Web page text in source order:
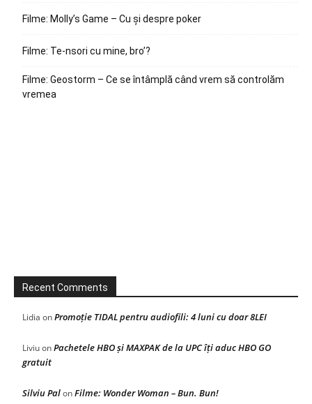
Filme: Molly’s Game – Cu și despre poker
Filme: Te-nsori cu mine, bro’?
Filme: Geostorm – Ce se întâmplă când vrem să controlăm
vremea
Recent Comments
Lidia onPromoție TIDAL pentru audiofili: 4 luni cu doar 8LEI
LiviuonPachetele HBO și MAXPAK de la UPC îți aduc HBO GO
gratuit
Silviu PalonFilme: Wonder Woman – Bun. Bun!